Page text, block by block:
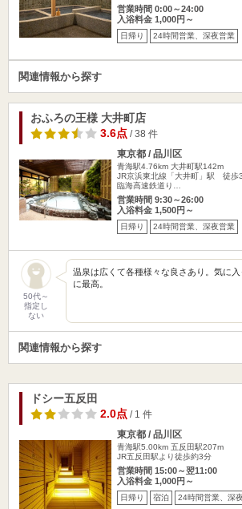
営業時間 0:00～24:00
入浴料金 1,000円～
日帰り 24時間営業、深夜営業
関連情報から探す
おふろの王様 大井町店
3.6点/ 38 件
東京都 / 品川区
青海駅4.76km 大井町駅142m
JR京浜東北線「大井町」駅 徒歩
臨海高速鉄道り…
営業時間 9:30～26:00
入浴料金 1,500円～
日帰り 24時間営業、深夜営業
50代～
指定し
ない
温泉は広くて各種様々な良さあり。気に
に最高。
関連情報から探す
ドシー五反田
2.0点/ 1 件
東京都 / 品川区
青海駅5.00km 五反田駅207m
JR五反田駅より徒歩約3分
営業時間 15:00～翌11:00
入浴料金 1,000円～
日帰り 宿泊 24時間営業、深